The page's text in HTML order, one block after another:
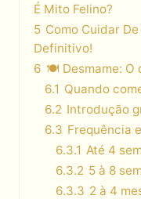
É Mito Felino?
5 Como Cuidar
Definitivo!
6 🍽 Desmame: O
6.1 Quando
6.2 Introdução
6.3 Frequência
6.3.1 Até 4
6.3.2 5 à 8
6.3.3 2 à 4